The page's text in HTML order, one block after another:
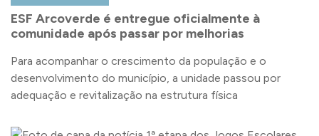
ESF Arcoverde é entregue oficialmente à
comunidade após passar por melhorias
Para acompanhar o crescimento da população e o
desenvolvimento do município, a unidade passou por
adequação e revitalização na estrutura física